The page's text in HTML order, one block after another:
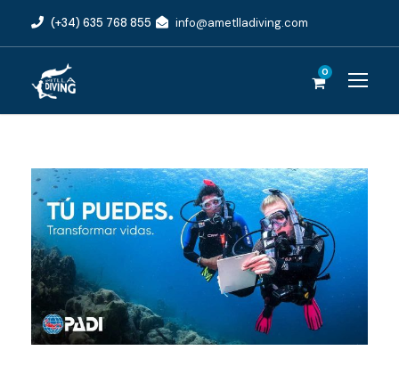
(+34) 635 768 855 info@ametlladiving.com
0